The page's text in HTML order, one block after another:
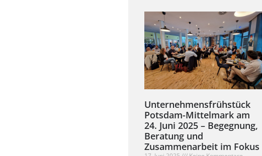
Unternehmensfrühstück
Potsdam-Mittelmark am
24. Juni 2025 – Begegnung,
Beratung und
Zusammenarbeit im Fokus